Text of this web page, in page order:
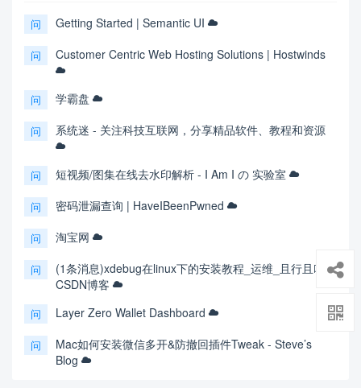
问 Getting Started | Semantic UI
问 Customer Centric Web Hosting Solutions | Hostwinds
问 学霸盘
问 系统迷 - 关注科技互联网，分享精品软件、教程和资源
问 短视频/图集在线去水印解析 - I Am I の 实验室
问 密码泄漏查询 | HaveIBeenPwned
问 淘宝网
问
(1条消息)xdebug在linux下的安装教程_运维_且行且吟-
CSDN博客
问 Layer Zero Wallet Dashboard
问
Mac如何安装微信多开&防撤回插件Tweak - Steve’s
Blog